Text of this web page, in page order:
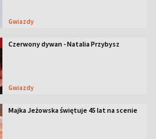
Gwiazdy
Czerwony dywan - Natalia Przybysz
Gwiazdy
Majka Jeżowska świętuje 45 lat na scenie